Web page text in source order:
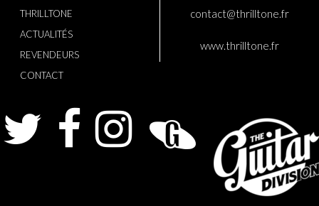
THRILLTONE
ACTUALITÉS
REVENDEURS
CONTACT
contact@thrilltone.fr
www.thrilltone.fr
Instagram